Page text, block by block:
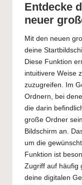
Entdecke
neuer
Mit den neuen
deine
Diese Funktion
intuitivere Weise
zuzugreifen. Im
Ordnern, bei
die darin
große Ordner
Bildschirm an.
um die
Funktion ist
Zugriff auf häufig
deine digitalen